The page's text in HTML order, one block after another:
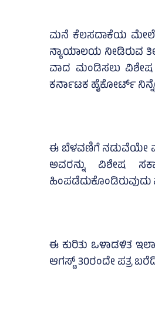
ಮನೆ ಕೆಲಸದಾಕೆಯ ಮೇಲೆ
ನ್ಯಾಯಾಲಯ ನೀಡಿರುವ
ವಾದ ಮಂಡಿಸಲು ವಿಶೇಷ
ಕರ್ನಾಟಕ ಹೈಕೋರ್ಟ್
ಈ ಬೆಳವಣಿಗೆ ನಡುವೆಯೇ
ಅವರನ್ನು ವಿಶೇಷ
ಈ ಕುರಿತು ಒಳಾಡಳಿತ
ಆಗಸ್ಟ್‌ 30ರಂದೇ ಪತ್ರ